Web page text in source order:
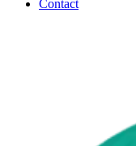
Contact